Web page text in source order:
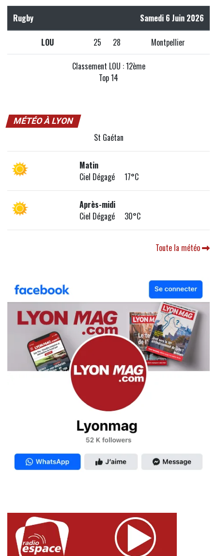
Rugby Samedi 6 Juin 2026
LOU 25 28 Montpellier
Classement LOU : 12ème
Top 14
MÉTÉO À LYON
St Gaétan
Matin
Ciel Dégagé 17°C
Après-midi
Ciel Dégagé 30°C
Toute la météo